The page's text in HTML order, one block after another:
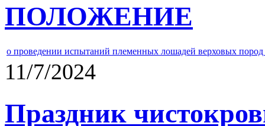
ПОЛОЖЕНИЕ
о проведении испытаний племенных лошадей верховых
11/7/2024
Праздник